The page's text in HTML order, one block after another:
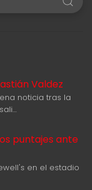
Valdez
noticia tras la
puntajes ante
en el estadio